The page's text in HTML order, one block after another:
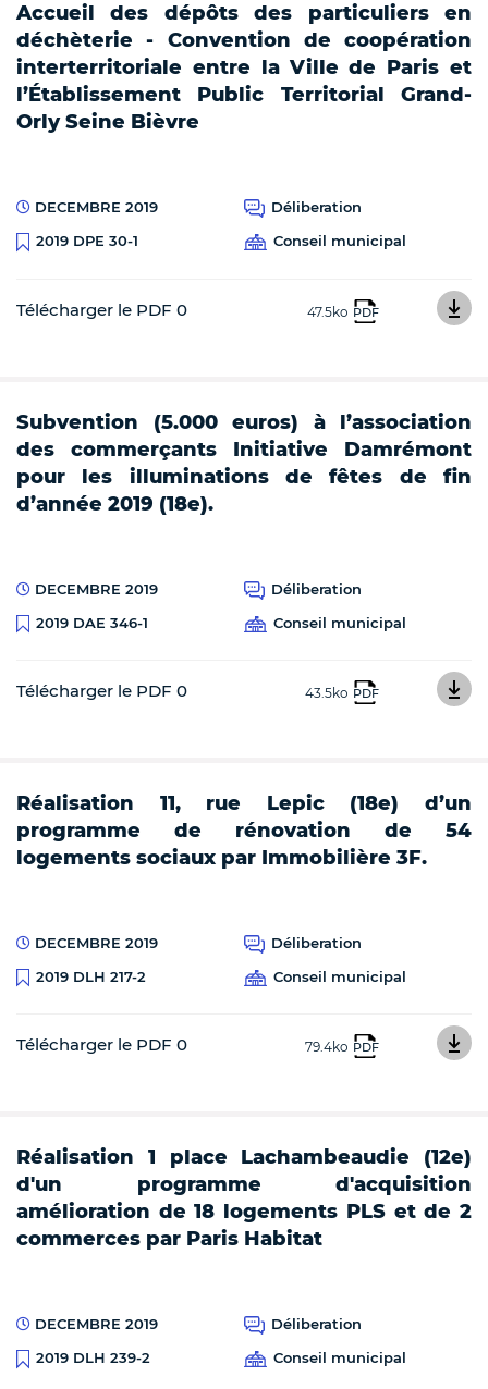
Accueil des dépôts des particuliers en
déchèterie - Convention de coopération
interterritoriale entre la Ville de Paris et
l’Établissement Public Territorial Grand-
Orly Seine Bièvre
DECEMBRE 2019
Déliberation
2019 DPE 30-1
Conseil municipal
Télécharger le PDF 0 47.5ko PDF
Subvention (5.000 euros) à l’association
des commerçants Initiative Damrémont
pour les illuminations de fêtes de fin
d’année 2019 (18e).
DECEMBRE 2019
Déliberation
2019 DAE 346-1
Conseil municipal
Télécharger le PDF 0 43.5ko PDF
Réalisation 11, rue Lepic (18e) d’un
programme de rénovation de 54
logements sociaux par Immobilière 3F.
DECEMBRE 2019
Déliberation
2019 DLH 217-2
Conseil municipal
Télécharger le PDF 0 79.4ko PDF
Réalisation 1 place Lachambeaudie (12e)
d'un programme d'acquisition
amélioration de 18 logements PLS et de 2
commerces par Paris Habitat
DECEMBRE 2019
Déliberation
2019 DLH 239-2
Conseil municipal